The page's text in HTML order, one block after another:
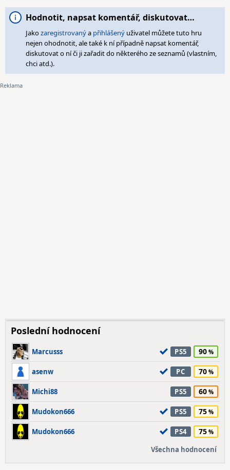
Hodnotit, napsat komentář, diskutovat…
Jakozaregistrovanýa přihlášený uživatel můžete tuto hru
nejen ohodnotit, ale také k ní případně napsat komentář,
diskutovat o ní či ji zařadit do některého ze seznamů (vlastním,
chci atd.).
Poslední hodnocení
Marcusss PS5 90
asenw PC 70
Michi88 PS5 60
Mudokon666 PS5 75
Mudokon666 PS4 75
Všechna hodnocení